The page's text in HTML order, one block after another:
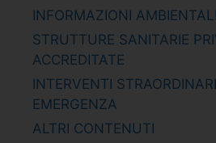
INFORMAZIONI AMBIENTALI
STRUTTURE SANITARIE
ACCREDITATE
INTERVENTI
EMERGENZA
ALTRI CONTENUTI